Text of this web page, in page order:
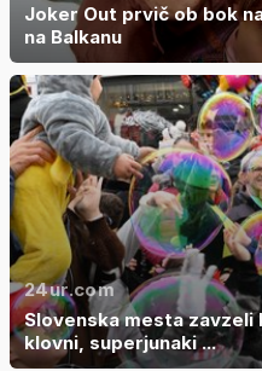
Joker Out prvič ob bok
na Balkanu
24ur.com
Slovenska mesta
klovni, superjunaki ...